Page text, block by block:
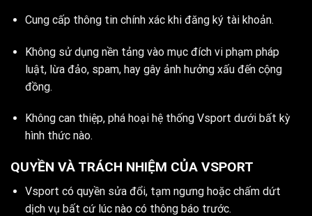
Cung cấp thông tin chính xác khi đăng ký tài khoản.
Không sử dụng nền tảng vào mục đích vi phạm pháp
luật, lừa đảo, spam, hay gây ảnh hưởng xấu đến cộng
đồng.
Không can thiệp, phá hoại hệ thống Vsport dưới bất kỳ
hình thức nào.
QUYỀN VÀ TRÁCH NHIỆM CỦA VSPORT
Vsport có quyền sửa đổi, tạm ngưng hoặc chấm dứt
dịch vụ bất cứ lúc nào có thông báo trước.